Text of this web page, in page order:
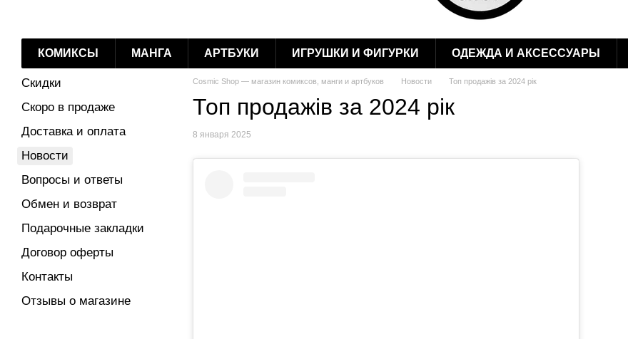
КОМИКСЫ МАНГА АРТБУКИ ИГРУШКИ И ФИГУРКИ ОДЕЖДА И АКСЕССУАРЫ
Cosmic Shop — магазин комиксов, манги и артбуков Новости Топ продажів за 2024 рік
Топ продажів за 2024 рік
8 января 2025
Скидки
Скоро в продаже
Доставка и оплата
Новости
Вопросы и ответы
Обмен и возврат
Подарочные закладки
Договор оферты
Контакты
Отзывы о магазине